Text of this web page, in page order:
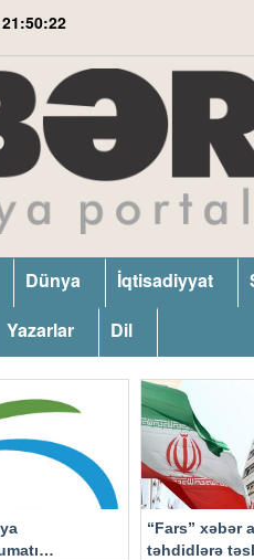
21:50:23
Dünya İqtisadiyyat
Yazarlar Dil
“Fars” xəbər
təhdidlərə